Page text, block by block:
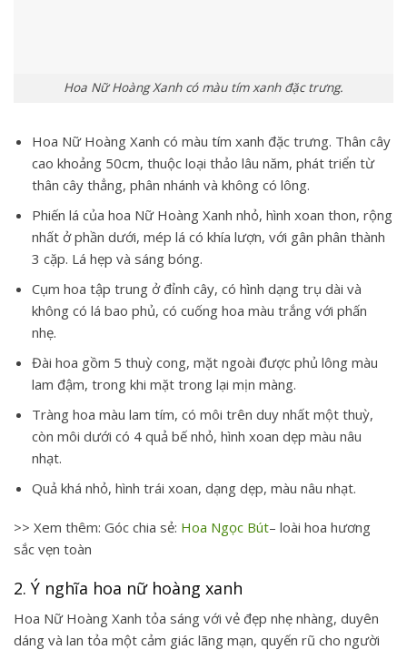
Hoa Nữ Hoàng Xanh có màu tím xanh đặc trưng.
Hoa Nữ Hoàng Xanh có màu tím xanh đặc trưng. Thân cây
cao khoảng 50cm, thuộc loại thảo lâu năm, phát triển từ
thân cây thẳng, phân nhánh và không có lông.
Phiến lá của hoa Nữ Hoàng Xanh nhỏ, hình xoan thon, rộng
nhất ở phần dưới, mép lá có khía lượn, với gân phân thành
3 cặp. Lá hẹp và sáng bóng.
Cụm hoa tập trung ở đỉnh cây, có hình dạng trụ dài và
không có lá bao phủ, có cuống hoa màu trắng với phấn
nhẹ.
Đài hoa gồm 5 thuỳ cong, mặt ngoài được phủ lông màu
lam đậm, trong khi mặt trong lại mịn màng.
Tràng hoa màu lam tím, có môi trên duy nhất một thuỳ,
còn môi dưới có 4 quả bế nhỏ, hình xoan dẹp màu nâu
nhạt.
Quả khá nhỏ, hình trái xoan, dạng dẹp, màu nâu nhạt.
>> Xem thêm: Góc chia sẻ: Hoa Ngọc Bút– loài hoa hương
sắc vẹn toàn
2. Ý nghĩa hoa nữ hoàng xanh
Hoa Nữ Hoàng Xanh tỏa sáng với vẻ đẹp nhẹ nhàng, duyên
dáng và lan tỏa một cảm giác lãng mạn, quyến rũ cho người